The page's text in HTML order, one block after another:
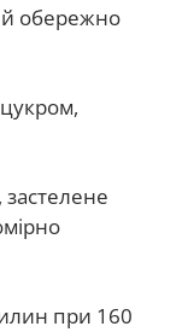
обережно
при 160